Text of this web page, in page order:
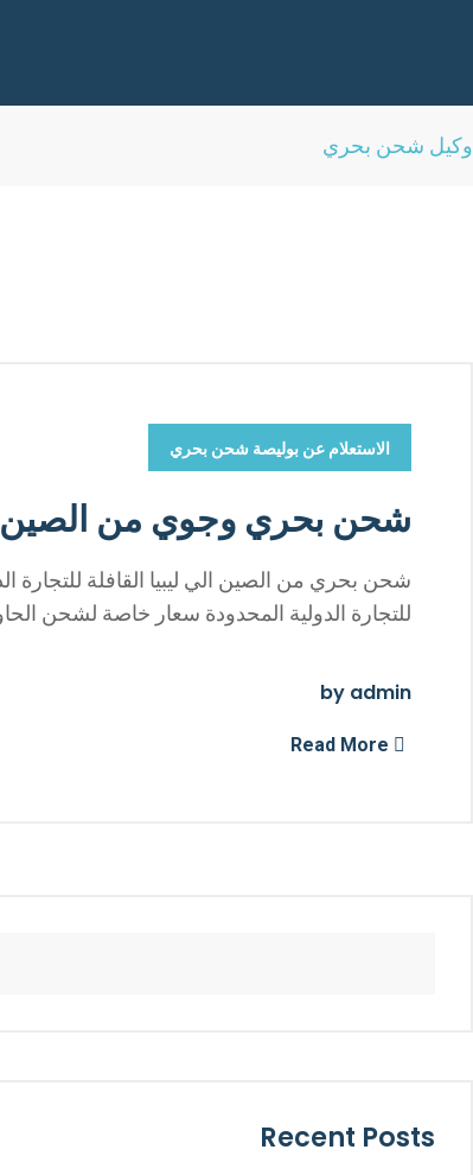
وكيل شحن بحري
الاستعلام عن بوليصة شحن بحري
شحن بحري وجوي من الصين
شحن بحري من الصين الي ليبيا القافلة للتجارة
للتجارة الدولية المحدودة سعار خاصة لشحن
by admin
Recent Posts